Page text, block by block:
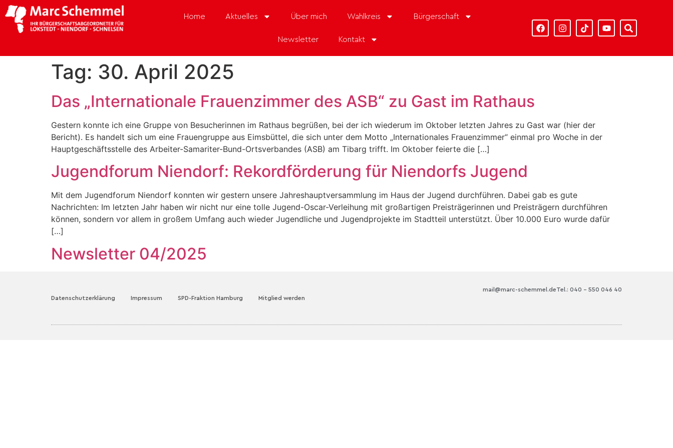
Home Aktuelles Über mich Wahlkreis Bürgerschaft
Newsletter Kontakt
Tag: 30. April 2025
Das „Internationale Frauenzimmer des ASB“ zu Gast im Rathaus
Gestern konnte ich eine Gruppe von Besucherinnen im Rathaus begrüßen, bei der ich wiederum im Oktober letzten Jahres zu Gast war (hier der
Bericht). Es handelt sich um eine Frauengruppe aus Eimsbüttel, die sich unter dem Motto „Internationales Frauenzimmer“ einmal pro Woche in der
Hauptgeschäftsstelle des Arbeiter-Samariter-Bund-Ortsverbandes (ASB) am Tibarg trifft. Im Oktober feierte die […]
Jugendforum Niendorf: Rekordförderung für Niendorfs Jugend
Mit dem Jugendforum Niendorf konnten wir gestern unsere Jahreshauptversammlung im Haus der Jugend durchführen. Dabei gab es gute
Nachrichten: Im letzten Jahr haben wir nicht nur eine tolle Jugend-Oscar-Verleihung mit großartigen Preisträgerinnen und Preisträgern durchführen
können, sondern vor allem in großem Umfang auch wieder Jugendliche und Jugendprojekte im Stadtteil unterstützt. Über 10.000 Euro wurde dafür
[…]
Newsletter 04/2025
Datenschutzerklärung Impressum SPD-Fraktion Hamburg Mitglied werden
Tel.: 040 – 550 046 40
mail@marc-schemmel.de